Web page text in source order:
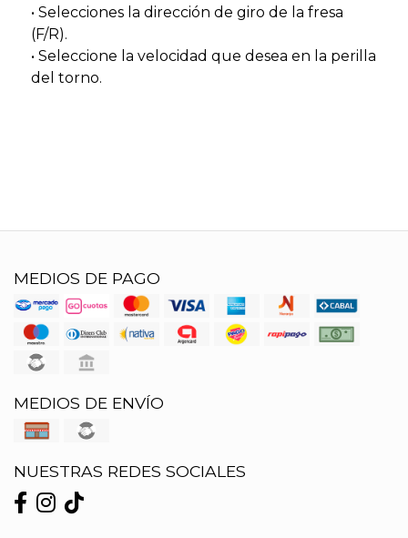
• Selecciones la dirección de giro de la fresa
(F/R).
• Seleccione la velocidad que desea en la perilla
del torno.
MEDIOS DE PAGO
MEDIOS DE ENVÍO
NUESTRAS REDES SOCIALES